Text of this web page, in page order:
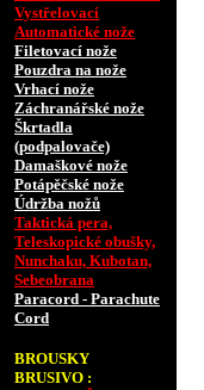
Vystřelovací
Automatické nože
Filetovací nože
Pouzdra na nože
Vrhací nože
Záchranářské nože
Škrtadla
(podpalovače)
Damaškové nože
Potápěčské nože
Údržba nožů
Taktická pera,
Teleskopické obušky,
Nunchaku, Kubotan,
Sebeobrana
Paracord - Parachute
Cord
BROUSKY
BRUSIVO :